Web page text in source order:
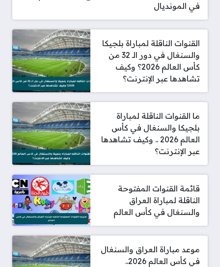
في المونديال
القنوات الناقلة لمباراة بلجيكا
والسنغال في دور الـ 32 من
كأس العالم 2026؟ وكيف
تشاهدها عبر الإنترنت؟
ما القنوات الناقلة لمباراة
بلجيكا والسنغال في كأس
العالم 2026 .. وكيف تشاهدها
عبر الإنترنت؟
قائمة القنوات المفتوحة
الناقلة لمباراة العراق
والسنغال في كأس العالم
موعد مباراة العراق والسنغال
في كأس العالم 2026..